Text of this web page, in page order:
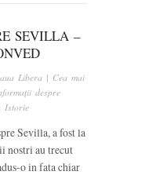
SEVILLA –
Libera | Cea mai
despre
Istorie
Sevilla, a fost la
nostri au trecut
o in fata chiar